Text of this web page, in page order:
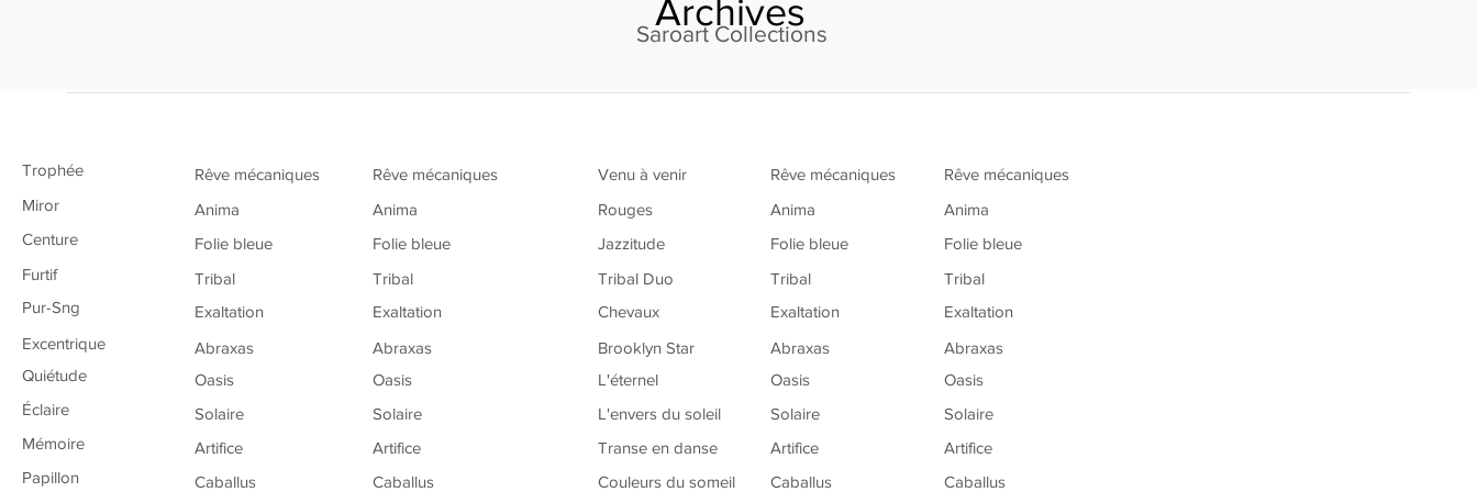
Trophée
Miror
Centure
Furtif
Pur-Sng
Excentrique
Quiétude
Éclaire
Mémoire
Papillon
Rêve mécaniques
Anima
Folie bleue
Tribal
Exaltation
Abraxas
Oasis
Solaire
Artifice
Caballus
Rêve mécaniques
Anima
Folie bleue
Tribal
Exaltation
Abraxas
Oasis
Solaire
Artifice
Caballus
Venu à venir
Rouges
Jazzitude
Tribal Duo
Chevaux
Brooklyn Star
L'éternel
L'envers du soleil
Transe en danse
Couleurs du someil
Rêve mécaniques
Anima
Folie bleue
Tribal
Exaltation
Abraxas
Oasis
Solaire
Artifice
Caballus
Rêve mécaniques
Anima
Folie bleue
Tribal
Exaltation
Abraxas
Oasis
Solaire
Artifice
Caballus
Saroart Collections
Archives